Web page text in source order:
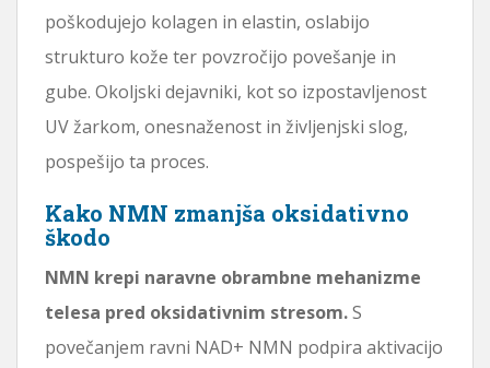
poškodujejo kolagen in elastin, oslabijo
strukturo kože ter povzročijo povešanje in
gube. Okoljski dejavniki, kot so izpostavljenost
UV žarkom, onesnaženost in življenjski slog,
pospešijo ta proces.
Kako NMN zmanjša oksidativno
škodo
NMN krepi naravne obrambne mehanizme
telesa pred oksidativnim stresom.S
povečanjem ravni NAD+ NMN podpira aktivacijo